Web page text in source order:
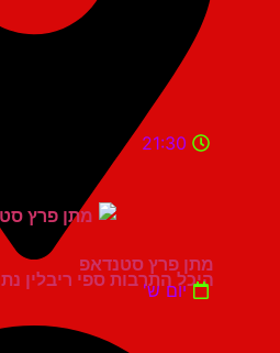
היכל התרבות ספי ריבלין נתניה
21:30
מתן פרץ סטנדאפ
יום ש'